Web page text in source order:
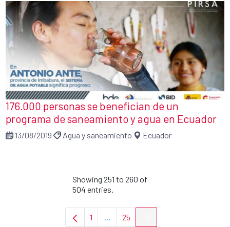
176.000 personas se benefician de un
programa de saneamiento y agua en Ecuador
13/08/2019 Agua y saneamiento Ecuador
Showing 251 to 260 of
504 entries.
Page
1 ...Intermediate Pages Use TAB to
Page
25